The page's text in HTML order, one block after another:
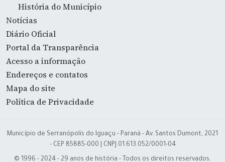
História do Município
Notícias
Diário Oficial
Portal da Transparência
Acesso a informação
Endereços e contatos
Mapa do site
Política de Privacidade
Município de Serranópolis do Iguaçu - Paraná - Av. Santos Dumont, 2021
- CEP 85885-000 | CNPJ 01.613.052/0001-04
© 1996 - 2024 - 29 anos de história - Todos os direitos reservados.